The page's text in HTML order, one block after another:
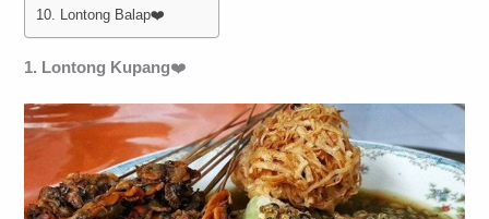
10. Lontong Balap❤️
1. Lontong Kupang❤️